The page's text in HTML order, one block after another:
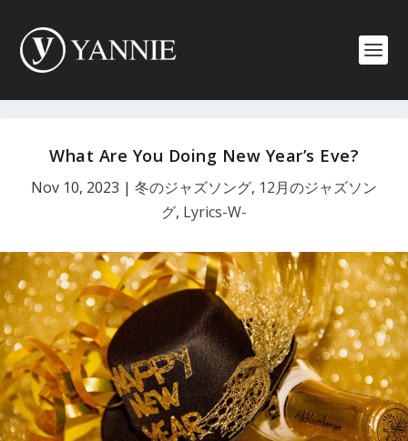
What Are You Doing New Year’s Eve?
Nov 10, 2023 | 冬のジャズソング, 12月のジャズソン
グ, Lyrics-W-